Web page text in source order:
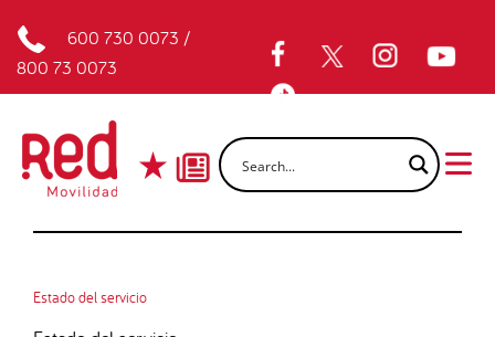
600 730 0073 /
800 73 0073
Estado del servicio